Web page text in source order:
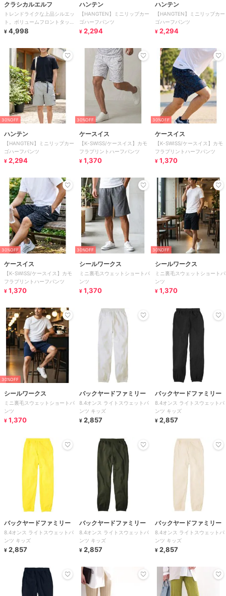
クラシカルエルフ
トレンドライクな上品シルエッ
ト。ボリュームフロントタック
キュロットパンツ
¥ 4,998
ハンテン
【HANGTEN】ミニリップカー
ゴハーフパンツ
¥ 2,294
ハンテン
【HANGTEN】ミニリップカー
ゴハーフパンツ
¥ 2,294
30%OFF
ハンテン
【HANGTEN】ミニリップカー
ゴハーフパンツ
¥ 2,294
30%OFF
ケースイス
【K-SWISS/ケースイス】カモ
フラプリントハーフパンツ
¥ 1,370
30%OFF
ケースイス
【K-SWISS/ケースイス】カモ
フラプリントハーフパンツ
¥ 1,370
30%OFF
ケースイス
【K-SWISS/ケースイス】カモ
フラプリントハーフパンツ
¥ 1,370
30%OFF
シールワークス
ミニ裏毛スウェットショートパ
ンツ
¥ 1,370
30%OFF
シールワークス
ミニ裏毛スウェットショートパ
ンツ
¥ 1,370
30%OFF
シールワークス
ミニ裏毛スウェットショートパ
ンツ
¥ 1,370
バックヤードファミリー
8.4オンス ライトスウェットパ
ンツ キッズ
¥ 2,857
バックヤードファミリー
8.4オンス ライトスウェットパ
ンツ キッズ
¥ 2,857
バックヤードファミリー
8.4オンス ライトスウェットパ
ンツ キッズ
¥ 2,857
バックヤードファミリー
8.4オンス ライトスウェットパ
ンツ キッズ
¥ 2,857
バックヤードファミリー
8.4オンス ライトスウェットパ
ンツ キッズ
¥ 2,857